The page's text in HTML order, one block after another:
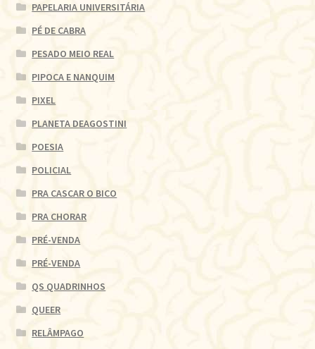
PAPELARIA UNIVERSITÁRIA
PÉ DE CABRA
PESADO MEIO REAL
PIPOCA E NANQUIM
PIXEL
PLANETA DEAGOSTINI
POESIA
POLICIAL
PRA CASCAR O BICO
PRA CHORAR
PRÉ-VENDA
PRÉ-VENDA
QS QUADRINHOS
QUEER
RELÂMPAGO